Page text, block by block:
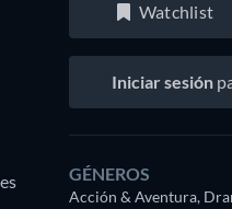
Watchlist
Iniciar sesión
GÉNEROS
Acción & Aventura,